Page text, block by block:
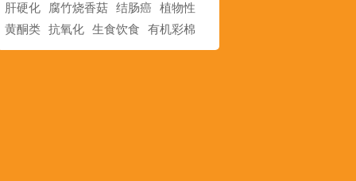
肝硬化
腐竹烧香菇 结肠癌 植物性
黄酮类 抗氧化 生食饮食 有机彩棉